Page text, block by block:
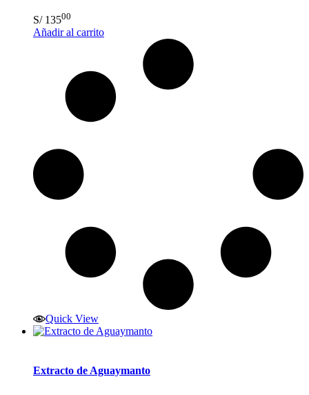
S/13500
Añadir al carrito
Quick View
Extracto de Aguaymanto